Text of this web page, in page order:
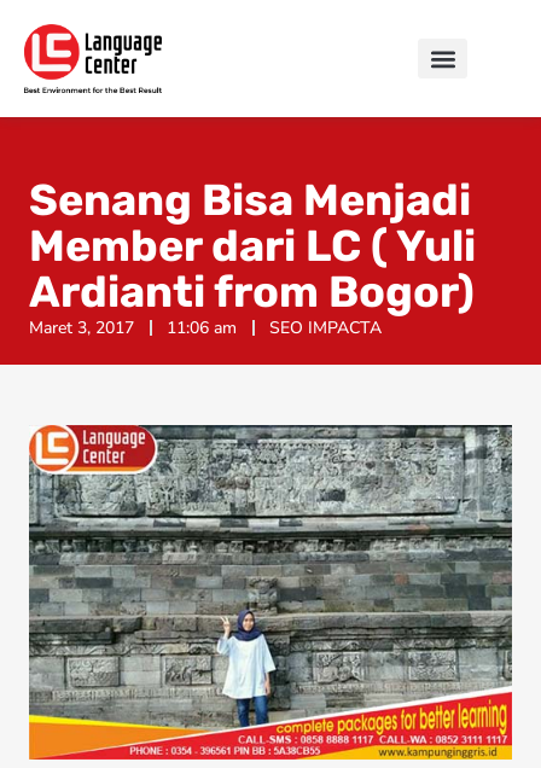
Senang Bisa Menjadi
Member dari LC ( Yuli
Ardianti from Bogor)
Maret 3, 2017 11:06 am SEO IMPACTA